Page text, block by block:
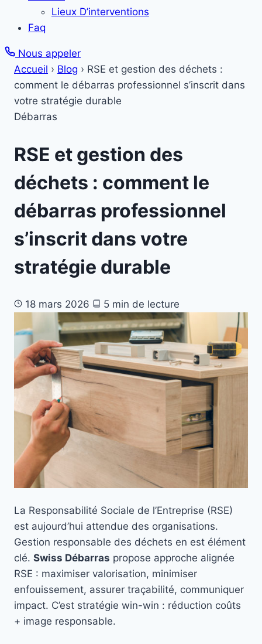
Lieux D’interventions
Faq
Nous appeler
Accueil › Blog › RSE et gestion des déchets :
comment le débarras professionnel s’inscrit dans
votre stratégie durable
Débarras
RSE et gestion des
déchets : comment le
débarras professionnel
s’inscrit dans votre
stratégie durable
18 mars 2026 5 min de lecture
La Responsabilité Sociale de l’Entreprise (RSE)
est aujourd’hui attendue des organisations.
Gestion responsable des déchets en est élément
clé. Swiss Débarras propose approche alignée
RSE : maximiser valorisation, minimiser
enfouissement, assurer traçabilité, communiquer
impact. C’est stratégie win-win : réduction coûts
+ image responsable.